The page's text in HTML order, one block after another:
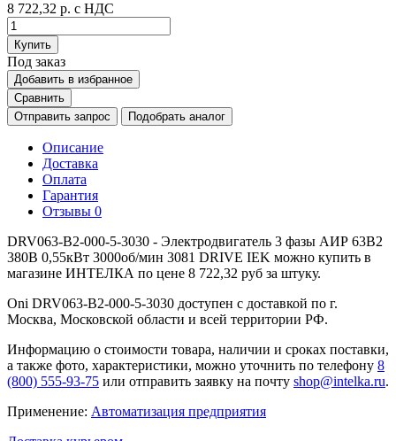
8 722,32 р. с НДС
Купить
Под заказ
Добавить в избранное
Сравнить
Отправить запрос
Подобрать аналог
Описание
Доставка
Оплата
Гарантия
Отзывы 0
DRV063-B2-000-5-3030 - Электродвигатель 3 фазы АИР 63B2
380В 0,55кВт 3000об/мин 3081 DRIVE IEK можно купить в
магазине ИНТЕЛКА по цене 8 722,32 руб за штуку.
Oni DRV063-B2-000-5-3030 доступен с доставкой по г.
Москва, Московской области и всей территории РФ.
Информацию о стоимости товара, наличии и сроках поставки,
а также фото, характеристики, можно уточнить по телефону 8
(800) 555-93-75 или отправить заявку на почту shop@intelka.ru.
Применение: Автоматизация предприятия